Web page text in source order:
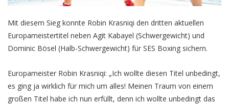
Mit diesem Sieg konnte Robin Krasniqi den dritten aktuellen
Europameistertitel neben Agit Kabayel (Schwergewicht) und
Dominic Bösel (Halb-Schwergewicht) für SES Boxing sichern.
Europameister Robin Krasniqi: „Ich wollte diesen Titel unbedingt,
es ging ja wirklich für mich um alles! Meinen Traum von einem
großen Titel habe ich nun erfüllt, denn ich wollte unbedingt das